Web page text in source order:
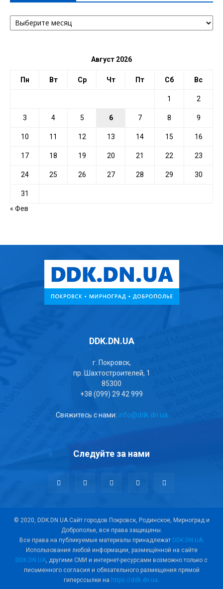
АРХИВ
ПО
Август 2026
Пн Вт Ср Чт Пт Сб Вс
1 2
3 4 5 6 7 8 9
10 11 12 13 14 15 16
17 18 19 20 21 22 23
24 25 26 27 28 29 30
31
« Фев
DDK.DN.UA
г. Покровск,
пр. Шахтостроителей, 1
85300
+38 (099) 29 42 999
Свяжитесь с нами: info@ddk.dn.ua
Следуйте за нами
© 2020, DDK.DN.UA Сайт городов Покровск, Родинское, Мирноград и
Доброполье, все права защищены.
Все права на публикуемые материалы принадлежат DDK.DN.UA.
Использования любой информации, размещённой на сайте
DDK.DN.UA, другими СМИ и интернет-ресурсами возможно только с
письменного согласия и обязательного размещения прямой
гиперссылки на https://ddk.dn.ua.